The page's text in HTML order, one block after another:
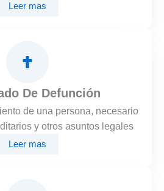
Leer mas
De Defunción
de una persona, necesario
y otros asuntos legales
Leer mas